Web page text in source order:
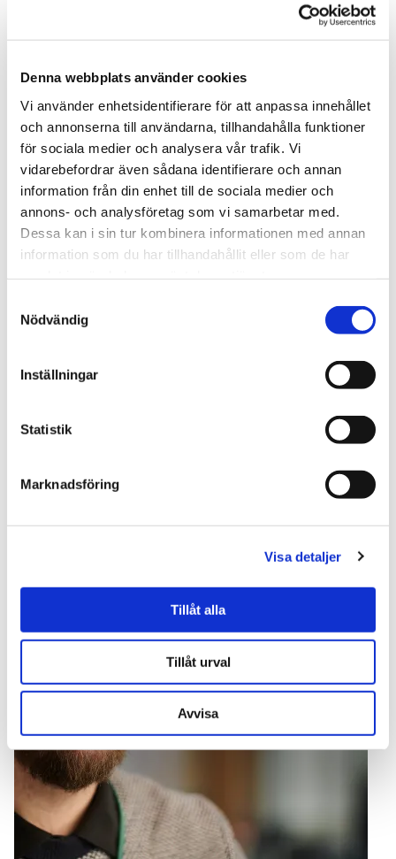
Denna webbplats använder cookies
Vi använder enhetsidentifierare för att anpassa innehållet
och annonserna till användarna, tillhandahålla funktioner
för sociala medier och analysera vår trafik. Vi
vidarebefordrar även sådana identifierare och annan
information från din enhet till de sociala medier och
annons- och analysföretag som vi samarbetar med.
Dessa kan i sin tur kombinera informationen med annan
information som du har tillhandahållit eller som de har
Nödvändig
Inställningar
Statistik
Marknadsföring
Visa detaljer
Tillåt alla
Tillåt urval
Avvisa
pressmeddelanden.